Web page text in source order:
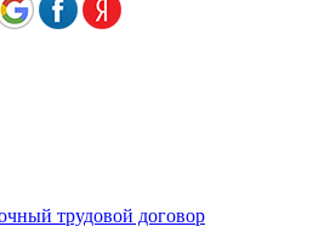
трудовой договор